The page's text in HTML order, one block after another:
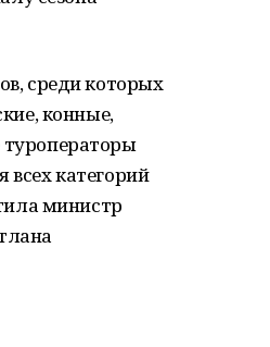
среди которых
конные,
категорий
министр